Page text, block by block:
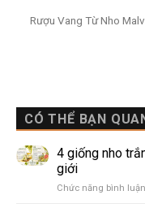
CÓ THỂ BẠN
4 giống nho
giới
Chức năng bình
Rượu Vang Từ Nho